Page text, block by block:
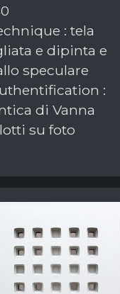
: tela
e dipinta e
speculare
:
di Vanna
su foto